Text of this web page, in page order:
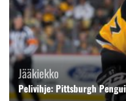
Jääkiekko
Pelivihje: Pittsburgh